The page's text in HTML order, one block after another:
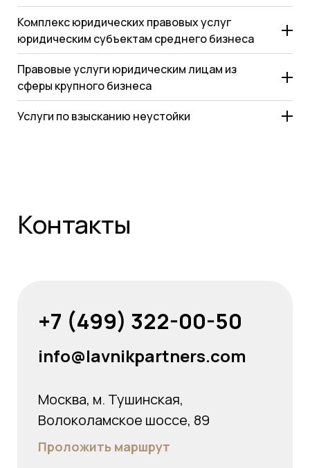
Комплекс юридических правовых услуг
юридическим субъектам среднего бизнеса
Правовые услуги юридическим лицам из
сферы крупного бизнеса
Услуги по взысканию неустойки
Контакты
+7 (499) 322-00-50
info@lavnikpartners.com
Москва, м. Тушинская,
Волоколамское шоссе, 89
Проложить маршрут